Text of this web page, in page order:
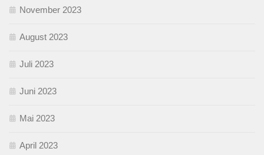
November 2023
August 2023
Juli 2023
Juni 2023
Mai 2023
April 2023